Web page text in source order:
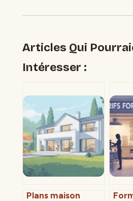
Articles Qui
Intéresser :
Plans maison